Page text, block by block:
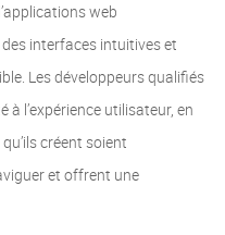
web
interfaces intuitives et
Les développeurs qualifiés
l’expérience utilisateur, en
créent soient
et offrent une